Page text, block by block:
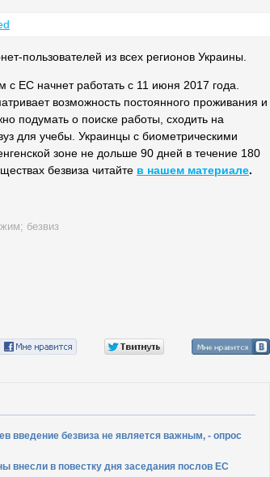
пользователей из всех регионов Украины.
ЕС начнет работать с 11 июня 2017 года.
возможность постоянного проживания и
подумать о поиске работы, сходить на
для учебы. Украинцы с биометрическими
зоне не дольше 90 дней в течение 180
безвиза читайте в нашем материале.
; безвиз
введение безвиза не является важным, - опрос
внесли в повестку дня заседания послов ЕС